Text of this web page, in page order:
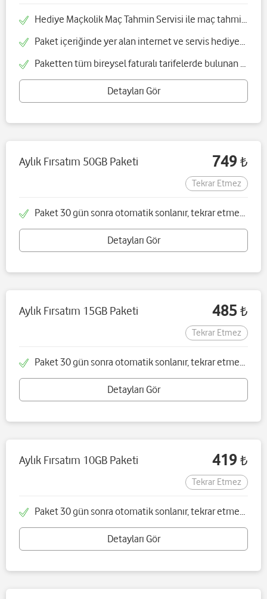
Hediye Maçkolik Maç Tahmin Servisi ile maç tahminleri SMS ile gönderilecektir
Paket içeriğinde yer alan internet ve servis hediyesi satın alındığı tarihten itibaren 7 gün boyunca geçerli olup paketin yenilemesi ile birlikte serviste ücretsiz olarak yenilenecektir
Paketten tüm bireysel faturalı tarifelerde bulunan müşterilerimiz yararlanabilir
Detayları Gör
Aylık Fırsatım 50GB Paketi 749 ₺
Tekrar Etmez
Paket 30 gün sonra otomatik sonlanır, tekrar etmez ve tek seferliktir
Detayları Gör
Aylık Fırsatım 15GB Paketi 485 ₺
Tekrar Etmez
Paket 30 gün sonra otomatik sonlanır, tekrar etmez ve tek seferliktir
Detayları Gör
Aylık Fırsatım 10GB Paketi 419 ₺
Tekrar Etmez
Paket 30 gün sonra otomatik sonlanır, tekrar etmez ve tek seferliktir
Detayları Gör